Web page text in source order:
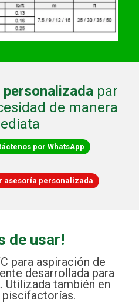
personalizadapar
de manera
por WhatsApp
asesoría personalizada
de usar!
para aspiración de
desarrollada para
Utilizada también en